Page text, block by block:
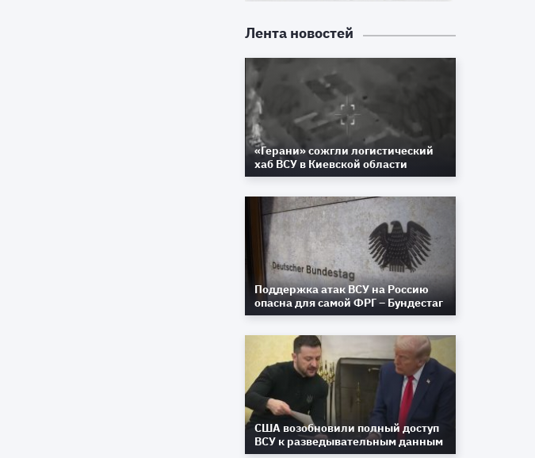
Лента новостей
«Герани» сожгли логистический
хаб ВСУ в Киевской области
Поддержка атак ВСУ на Россию
опасна для самой ФРГ – Бундестаг
США возобновили полный доступ
ВСУ к разведывательным данным